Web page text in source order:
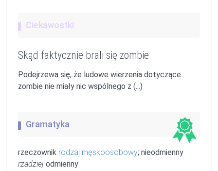
Ciekawostki
Skąd faktycznie brali się zombie
Podejrzewa się, że ludowe wierzenia dotyczące
zombie nie miały nic wspólnego z (...)
Gramatyka
rzeczownik rodzaj męskoosobowy; nieodmienny
rzadziej odmienny